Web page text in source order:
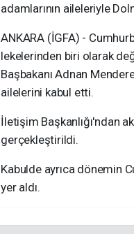
adamlarının aileleriyle
ANKARA (İGFA) -
lekelerinden biri olarak
Başbakanı Adnan
ailelerini kabul etti.
İletişim Başkanlığı'ndan
gerçekleştirildi.
Kabulde ayrıca dönemin
yer aldı.